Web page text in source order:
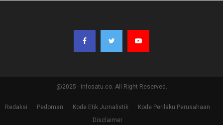
@2025 - infosatu.co. All Right Reserved.
Redaksi Pedoman Kode Etik Jurnalistik
Kode Perilaku Perusahaan
Disclaimer